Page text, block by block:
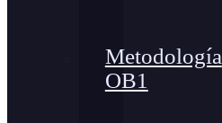
Metodología
OB1